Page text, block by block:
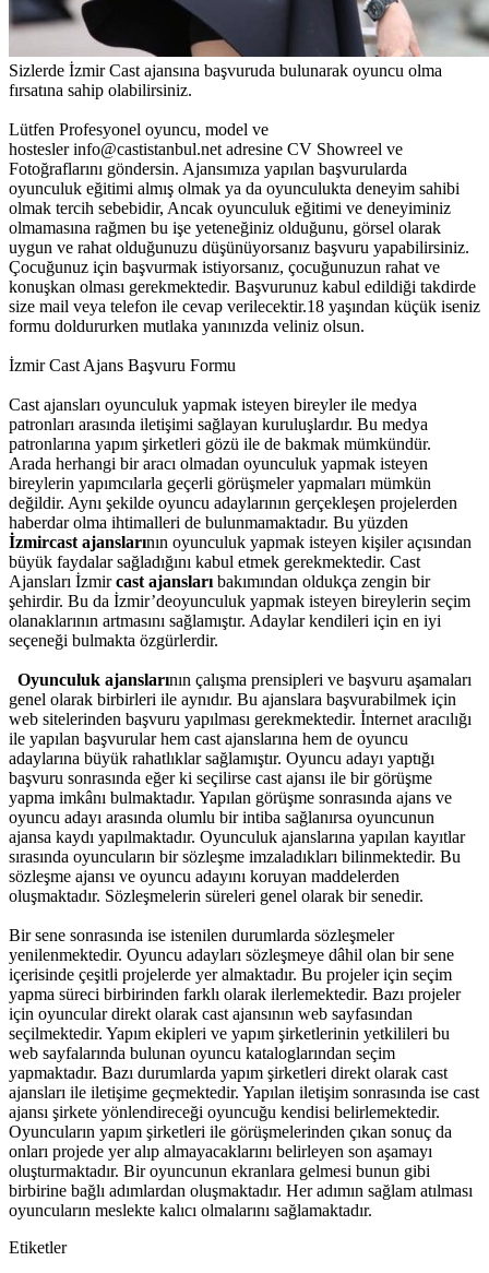
Sizlerde İzmir Cast ajansına başvuruda bulunarak oyuncu olma
fırsatına sahip olabilirsiniz.
Lütfen Profesyonel oyuncu, model ve
hostesler info@castistanbul.net adresine CV Showreel ve
Fotoğraflarını göndersin. Ajansımıza yapılan başvurularda
oyunculuk eğitimi almış olmak ya da oyunculukta deneyim sahibi
olmak tercih sebebidir, Ancak oyunculuk eğitimi ve deneyiminiz
olmamasına rağmen bu işe yeteneğiniz olduğunu, görsel olarak
uygun ve rahat olduğunuzu düşünüyorsanız başvuru yapabilirsiniz.
Çocuğunuz için başvurmak istiyorsanız, çocuğunuzun rahat ve
konuşkan olması gerekmektedir. Başvurunuz kabul edildiği takdirde
size mail veya telefon ile cevap verilecektir.18 yaşından küçük iseniz
formu doldururken mutlaka yanınızda veliniz olsun.
İzmir Cast Ajans Başvuru Formu
Cast ajansları oyunculuk yapmak isteyen bireyler ile medya
patronları arasında iletişimi sağlayan kuruluşlardır. Bu medya
patronlarına yapım şirketleri gözü ile de bakmak mümkündür.
Arada herhangi bir aracı olmadan oyunculuk yapmak isteyen
bireylerin yapımcılarla geçerli görüşmeler yapmaları mümkün
değildir. Aynı şekilde oyuncu adaylarının gerçekleşen projelerden
haberdar olma ihtimalleri de bulunmamaktadır. Bu yüzden
İzmircast ajanslarının oyunculuk yapmak isteyen kişiler açısından
büyük faydalar sağladığını kabul etmek gerekmektedir. Cast
Ajansları İzmircast ajansları bakımından oldukça zengin bir
şehirdir. Bu da İzmir’deoyunculuk yapmak isteyen bireylerin seçim
olanaklarının artmasını sağlamıştır. Adaylar kendileri için en iyi
seçeneği bulmakta özgürlerdir.
Oyunculuk ajanslarının çalışma prensipleri ve başvuru aşamaları
genel olarak birbirleri ile aynıdır. Bu ajanslara başvurabilmek için
web sitelerinden başvuru yapılması gerekmektedir. İnternet aracılığı
ile yapılan başvurular hem cast ajanslarına hem de oyuncu
adaylarına büyük rahatlıklar sağlamıştır. Oyuncu adayı yaptığı
başvuru sonrasında eğer ki seçilirse cast ajansı ile bir görüşme
yapma imkânı bulmaktadır. Yapılan görüşme sonrasında ajans ve
oyuncu adayı arasında olumlu bir intiba sağlanırsa oyuncunun
ajansa kaydı yapılmaktadır. Oyunculuk ajanslarına yapılan kayıtlar
sırasında oyuncuların bir sözleşme imzaladıkları bilinmektedir. Bu
sözleşme ajansı ve oyuncu adayını koruyan maddelerden
oluşmaktadır. Sözleşmelerin süreleri genel olarak bir senedir.
Bir sene sonrasında ise istenilen durumlarda sözleşmeler
yenilenmektedir. Oyuncu adayları sözleşmeye dâhil olan bir sene
içerisinde çeşitli projelerde yer almaktadır. Bu projeler için seçim
yapma süreci birbirinden farklı olarak ilerlemektedir. Bazı projeler
için oyuncular direkt olarak cast ajansının web sayfasından
seçilmektedir. Yapım ekipleri ve yapım şirketlerinin yetkilileri bu
web sayfalarında bulunan oyuncu kataloglarından seçim
yapmaktadır. Bazı durumlarda yapım şirketleri direkt olarak cast
ajansları ile iletişime geçmektedir. Yapılan iletişim sonrasında ise cast
ajansı şirkete yönlendireceği oyuncuğu kendisi belirlemektedir.
Oyuncuların yapım şirketleri ile görüşmelerinden çıkan sonuç da
onları projede yer alıp almayacaklarını belirleyen son aşamayı
oluşturmaktadır. Bir oyuncunun ekranlara gelmesi bunun gibi
birbirine bağlı adımlardan oluşmaktadır. Her adımın sağlam atılması
oyuncuların meslekte kalıcı olmalarını sağlamaktadır.
Etiketler